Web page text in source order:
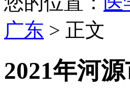
广东 > 正文
2021年河